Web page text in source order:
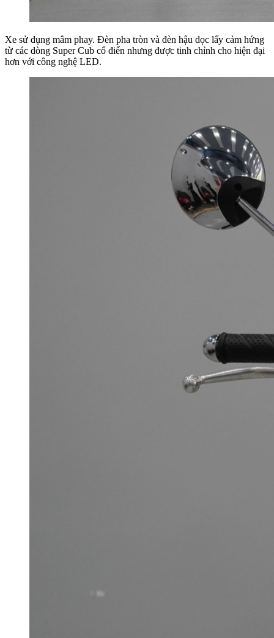
Xe sử dụng mâm phay. Đèn pha tròn và đèn hậu dọc lấy cảm hứng
từ các dòng Super Cub cổ điển nhưng được tinh chỉnh cho hiện đại
hơn với công nghệ LED.